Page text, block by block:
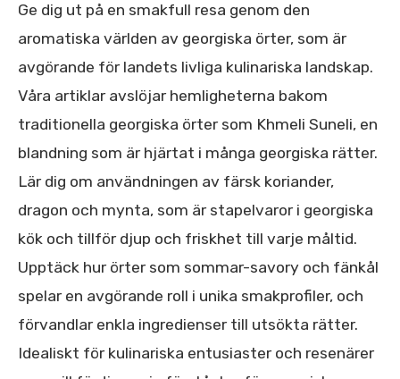
Ge dig ut på en smakfull resa genom den
aromatiska världen av georgiska örter, som är
avgörande för landets livliga kulinariska landskap.
Våra artiklar avslöjar hemligheterna bakom
traditionella georgiska örter som Khmeli Suneli, en
blandning som är hjärtat i många georgiska rätter.
Lär dig om användningen av färsk koriander,
dragon och mynta, som är stapelvaror i georgiska
kök och tillför djup och friskhet till varje måltid.
Upptäck hur örter som sommar-savory och fänkål
spelar en avgörande roll i unika smakprofiler, och
förvandlar enkla ingredienser till utsökta rätter.
Idealiskt för kulinariska entusiaster och resenärer